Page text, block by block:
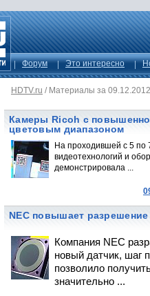
Форум Это интересно
HDTV.ru / Материалы за 09.12.2012
Камеры Ricoh с
цветовым диапазоном
На проходившей с 5 по
видеотехнологий и
демонстрировала ...
NEC повышает
Компания NEC
новый датчик, шаг
позволило
значительно ...